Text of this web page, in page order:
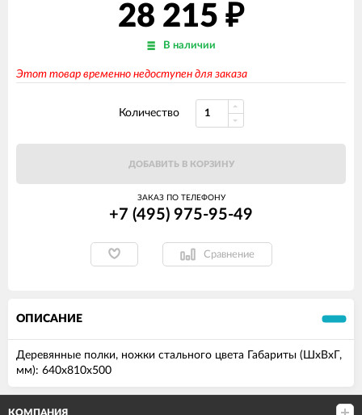
28 215 ₽
В наличии
Этот товар временно недоступен для заказа
Количество
ДОБАВИТЬ В КОРЗИНУ
ЗАКАЗ ПО ТЕЛЕФОНУ
+7 (495) 975-95-49
Сравнение
ОПИСАНИЕ
Деревянные полки, ножки стального цвета Габариты (ШxВxГ,
мм): 640х810х500
КОМПАНИЯ